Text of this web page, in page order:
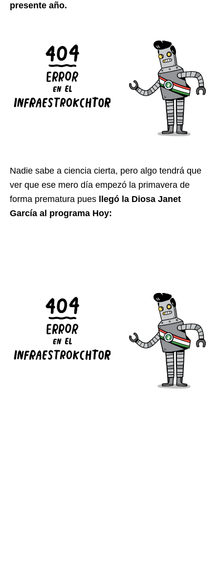
presente año.
Nadie sabe a ciencia cierta, pero algo tendrá que
ver que ese mero día empezó la primavera de
forma prematura pues llegó la Diosa Janet
García al programa Hoy: